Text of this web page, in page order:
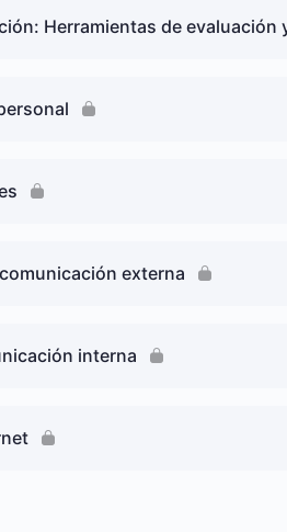
Herramientas de evaluación
externa
interna